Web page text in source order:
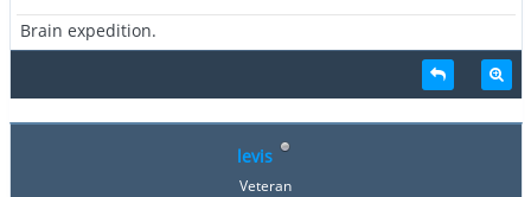
Brain expedition.
levis
Veteran